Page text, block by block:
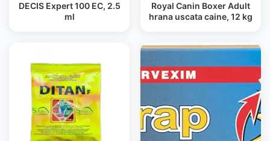
DECIS Expert 100 EC, 2.5
ml
Royal Canin Boxer Adult
hrana uscata caine, 12 kg